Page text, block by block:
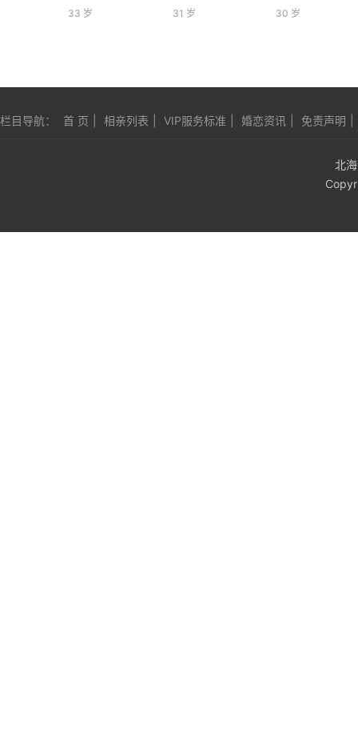
33 岁 31 岁 30 岁
栏目导航： 首 页 相亲列表 VIP服务标准 婚恋资讯 免责声明
北